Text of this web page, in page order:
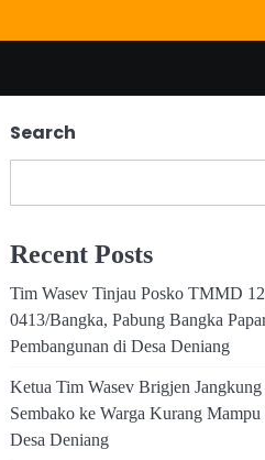
Search
Recent Posts
Tim Wasev Tinjau Posko TMMD
0413/Bangka, Pabung Bangka
Pembangunan di Desa Deniang
Ketua Tim Wasev Brigjen
Sembako ke Warga Kurang
Desa Deniang